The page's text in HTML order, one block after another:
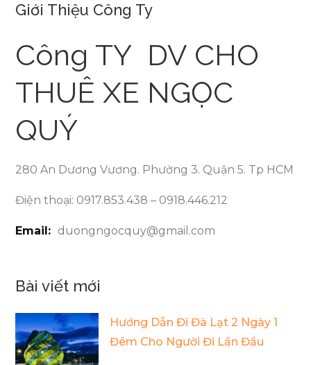
bài
viết
Giới Thiệu Công Ty
Công TY DV CHO
THUÊ XE NGỌC
QUÝ
280 An Dương Vương. Phường 3. Quận 5. Tp HCM
Điện thoại: 0917.853.438 – 0918.446.212
Email: duongngocquy@gmail.com
Bài viết mới
Hướng Dẫn Đi Đà Lạt 2 Ngày 1
Đêm Cho Người Đi Lần Đầu